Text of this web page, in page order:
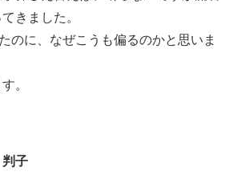
きました。
のに、なぜこうも偏るのかと思いま
。
判子